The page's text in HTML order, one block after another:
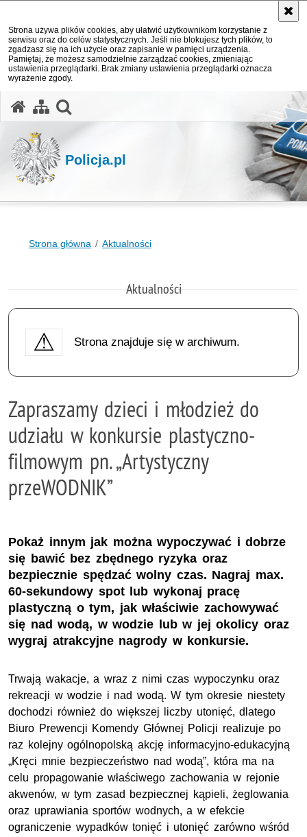
Strona używa plików cookies, aby ułatwić użytkownikom korzystanie z
serwisu oraz do celów statystycznych. Jeśli nie blokujesz tych plików, to
zgadzasz się na ich użycie oraz zapisanie w pamięci urządzenia.
Pamiętaj, że możesz samodzielnie zarządzać cookies, zmieniając
ustawienia przeglądarki. Brak zmiany ustawienia przeglądarki oznacza
wyrażenie zgody.
Policja.pl
Strona główna Aktualności
Aktualności
Strona znajduje się w archiwum.
Zapraszamy dzieci i młodzież do
udziału w konkursie plastyczno-
filmowym pn. „Artystyczny
przeWODNIK”
Pokaż innym jak można wypoczywać i dobrze
się bawić bez zbędnego ryzyka oraz
bezpiecznie spędzać wolny czas. Nagraj max.
60-sekundowy spot lub wykonaj pracę
plastyczną o tym, jak właściwie zachowywać
się nad wodą, w wodzie lub w jej okolicy oraz
wygraj atrakcyjne nagrody w konkursie.
Trwają wakacje, a wraz z nimi czas wypoczynku oraz
rekreacji w wodzie i nad wodą. W tym okresie niestety
dochodzi również do większej liczby utonięć, dlatego
Biuro Prewencji Komendy Głównej Policji realizuje po
raz kolejny ogólnopolską akcję informacyjno-edukacyjną
„Kręci mnie bezpieczeństwo nad wodą”, która ma na
celu propagowanie właściwego zachowania w rejonie
akwenów, w tym zasad bezpiecznej kąpieli, żeglowania
oraz uprawiania sportów wodnych, a w efekcie
ograniczenie wypadków tonięć i utonięć zarówno wśród